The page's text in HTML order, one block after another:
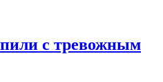
с тревожным